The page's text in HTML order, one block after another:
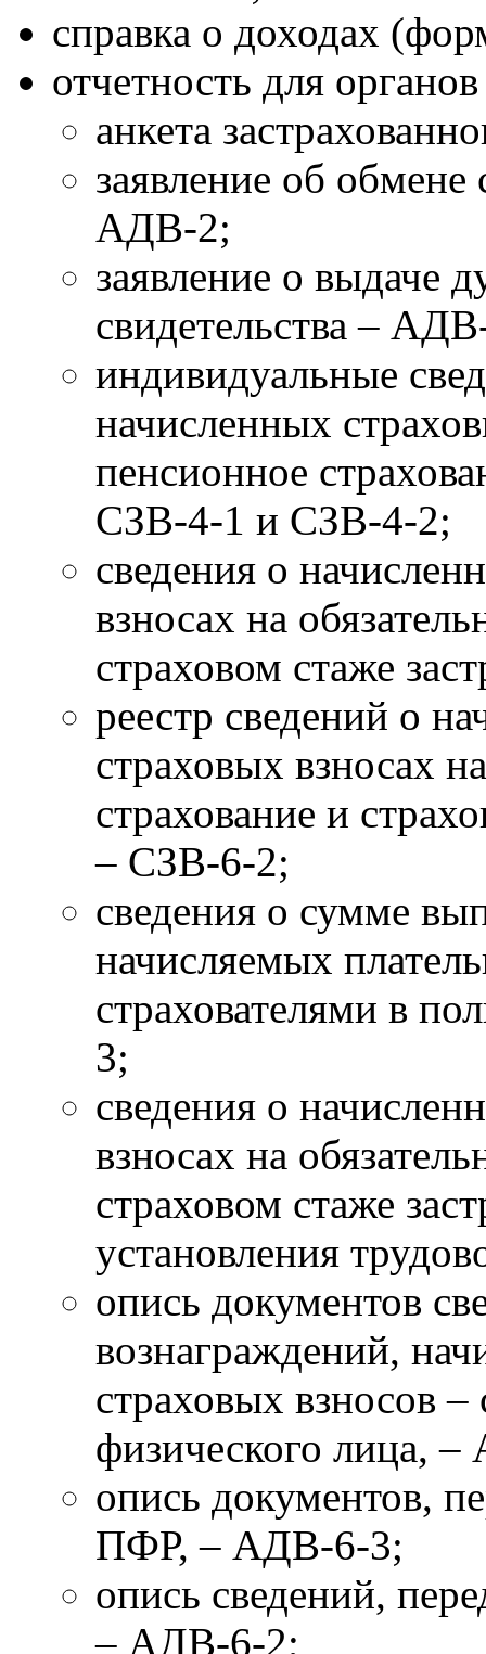
справка о доходах
отчетность для
анкета
заявление об обмене
АДВ-2;
заявление о выдаче
свидетельства –
индивидуальные
начисленных
пенсионное
СЗВ-4-1 и СЗВ-4-2;
сведения о
взносах на
страховом стаже
реестр сведений о
страховых взносах
страхование и
– СЗВ-6-2;
сведения о сумме
начисляемых
страхователями в
3;
сведения о
взносах на
страховом стаже
установления
опись документов
вознаграждений,
страховых взносов –
физического лица,
опись документов,
ПФР, – АДВ-6-3;
опись сведений,
– АДВ-6-2;